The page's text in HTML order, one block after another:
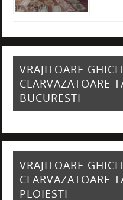
VRAJITOARE
CLARVAZATOARE
BUCURESTI
VRAJITOARE
CLARVAZATOARE
PLOIESTI